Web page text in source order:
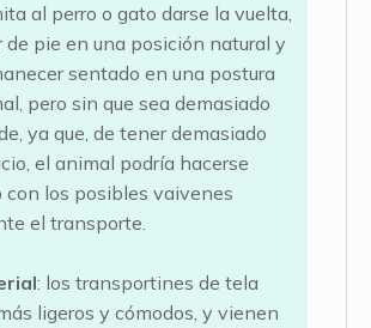
al perro o gato darse la vuelta,
de pie en una posición natural y
sentado en una postura
pero sin que sea demasiado
ya que, de tener demasiado
el animal podría hacerse
con los posibles vaivenes
el transporte.
: los transportines de tela
ligeros y cómodos, y vienen